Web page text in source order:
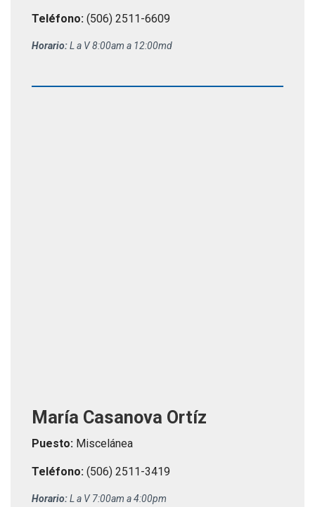
Teléfono: (506) 2511-6609
Horario:L a V 8:00am a 12:00md
María Casanova Ortíz
Puesto: Miscelánea
Teléfono: (506) 2511-3419
Horario:L a V 7:00am a 4:00pm